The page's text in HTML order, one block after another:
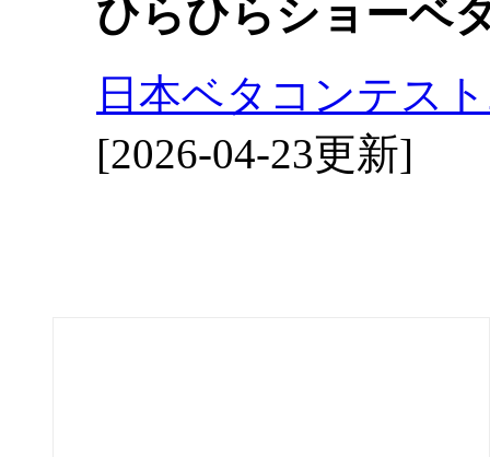
ひらひらショーベ
日本ベタコンテス
[2026-04-23更新]